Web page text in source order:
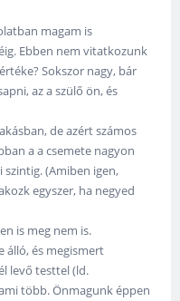
magam is
Ebben nem vitatkozunk
Sokszor nagy, bár
az a szülő ön, és
de azért számos
a a csemete nagyon
szintig. (Amiben igen,
egyszer, ha negyed
is meg nem is.
álló, és megismert
levő testtel (ld.
több. Önmagunk éppen